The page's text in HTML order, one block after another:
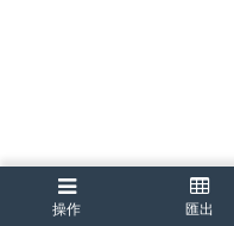
操作 匯出